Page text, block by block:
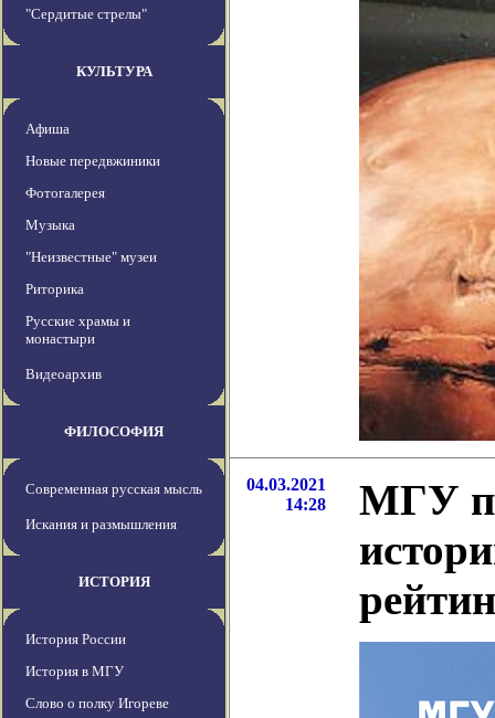
"Сердитые стрелы"
КУЛЬТУРА
Афиша
Новые передвжиники
Фотогалерея
Музыка
"Неизвестные" музеи
Риторика
Русские храмы и
монастыри
Видеоархив
ФИЛОСОФИЯ
Современная русская мысль
Искания и размышления
ИСТОРИЯ
История России
История в МГУ
Слово о полку Игореве
04.03.2021
14:28
МГУ